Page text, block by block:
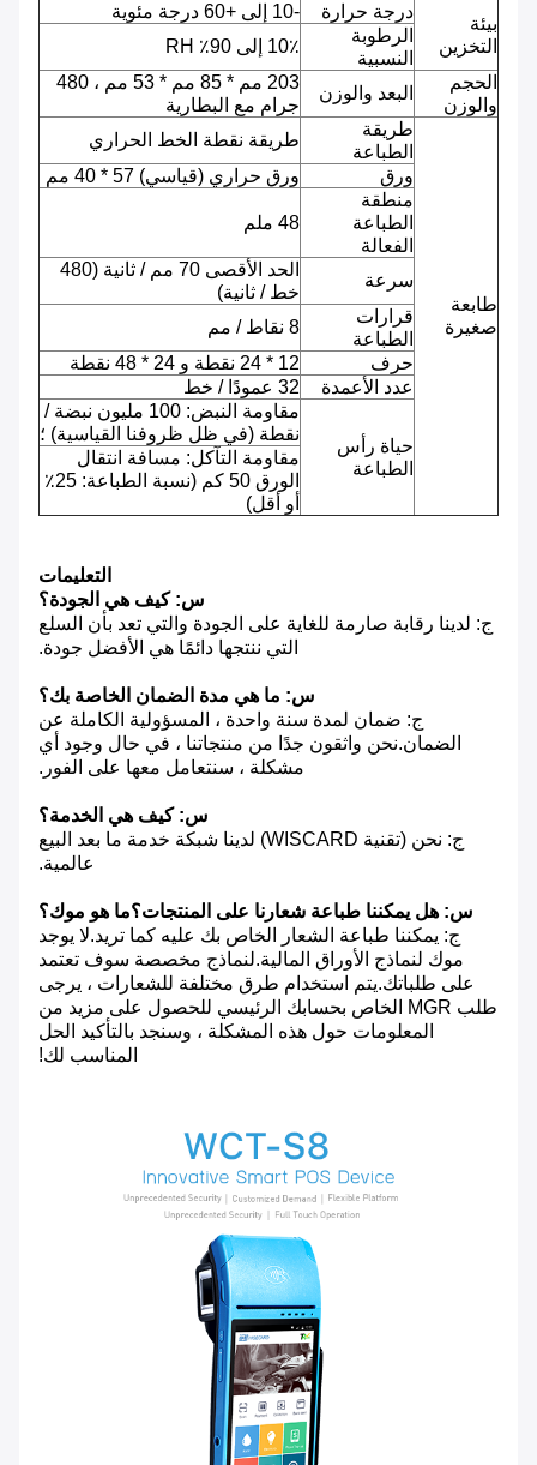
بيئة
التخزين
درجة حرارة
-10 إلى +60 درجة مئوية
الرطوبة
النسبية
10٪ إلى 90٪ RH
الحجم
والوزن
البعد والوزن
203 مم * 85 مم * 53 مم ، 480
جرام مع البطارية
طابعة
صغيرة
طريقة
الطباعة
طريقة نقطة الخط الحراري
ورق
ورق حراري (قياسي) 57 * 40 مم
منطقة
الطباعة
الفعالة
48 ملم
سرعة
الحد الأقصى 70 مم / ثانية (480
خط / ثانية)
قرارات
الطباعة
8 نقاط / مم
حرف
12 * 24 نقطة و 24 * 48 نقطة
عدد الأعمدة
32 عمودًا / خط
حياة رأس
الطباعة
مقاومة النبض: 100 مليون نبضة /
نقطة (في ظل ظروفنا القياسية) ؛
مقاومة التآكل: مسافة انتقال
الورق 50 كم (نسبة الطباعة: 25٪
أو أقل)
التعليمات
س: كيف هي الجودة؟
ج: لدينا رقابة صارمة للغاية على الجودة والتي تعد بأن السلع
التي ننتجها دائمًا هي الأفضل جودة.
س: ما هي مدة الضمان الخاصة بك؟
ج: ضمان لمدة سنة واحدة ، المسؤولية الكاملة عن
الضمان.نحن واثقون جدًا من منتجاتنا ، في حال وجود أي
مشكلة ، سنتعامل معها على الفور.
س: كيف هي الخدمة؟
ج: نحن (تقنية WISCARD) لدينا شبكة خدمة ما بعد البيع
عالمية.
س: هل يمكننا طباعة شعارنا على المنتجات؟ما هو موك؟
ج: يمكننا طباعة الشعار الخاص بك عليه كما تريد.لا يوجد
موك لنماذج الأوراق المالية.لنماذج مخصصة سوف تعتمد
على طلباتك.يتم استخدام طرق مختلفة للشعارات ، يرجى
طلب MGR الخاص بحسابك الرئيسي للحصول على مزيد من
المعلومات حول هذه المشكلة ، وسنجد بالتأكيد الحل
المناسب لك!